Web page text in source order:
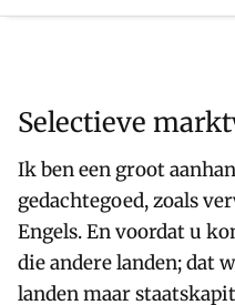
Selectieve
Ik ben een groot
gedachtegoed, zoals
Engels. En voordat u
die andere landen; dat
landen maar